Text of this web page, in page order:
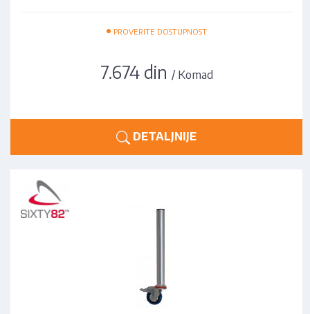
• PROVERITE DOSTUPNOST
7.674 din / Komad
DETALJNIJE